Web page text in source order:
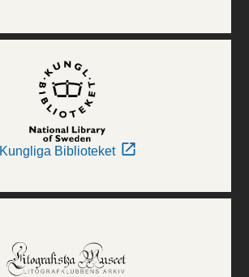
Kungliga Biblioteket